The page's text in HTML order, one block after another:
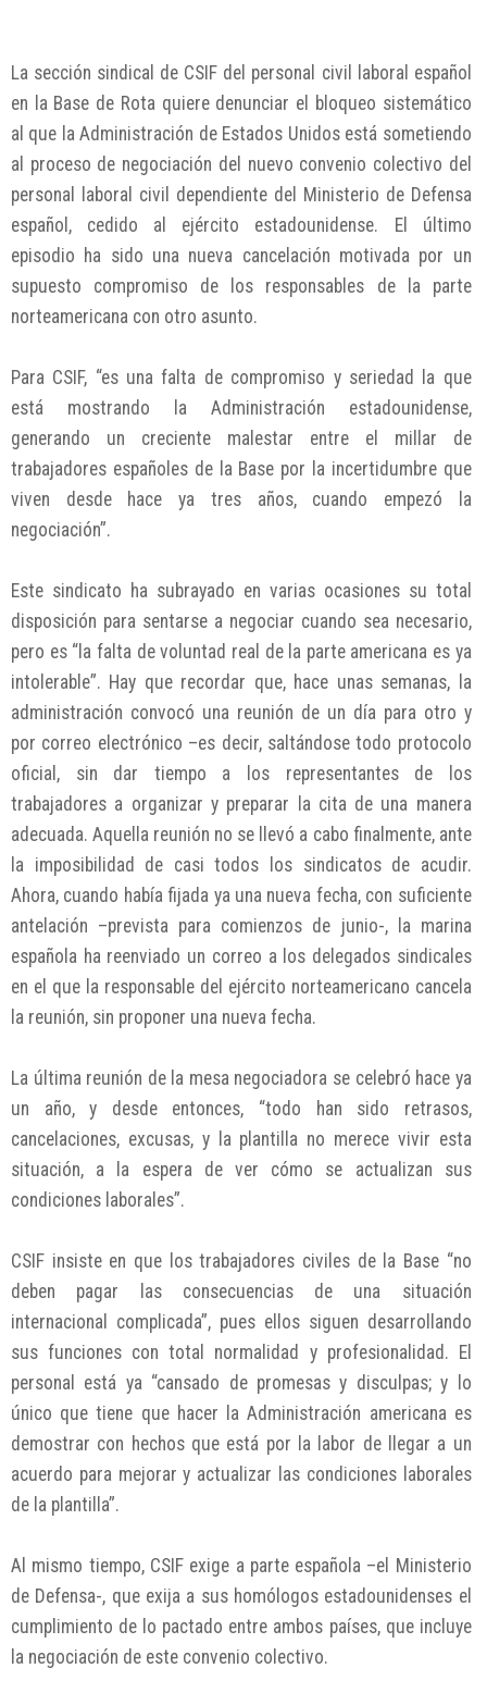
La sección sindical de CSIF del personal civil laboral español
en la Base de Rota quiere denunciar el bloqueo sistemático
al que la Administración de Estados Unidos está sometiendo
al proceso de negociación del nuevo convenio colectivo del
personal laboral civil dependiente del Ministerio de Defensa
español, cedido al ejército estadounidense. El último
episodio ha sido una nueva cancelación motivada por un
supuesto compromiso de los responsables de la parte
norteamericana con otro asunto.
Para CSIF, “es una falta de compromiso y seriedad la que
está mostrando la Administración estadounidense,
generando un creciente malestar entre el millar de
trabajadores españoles de la Base por la incertidumbre que
viven desde hace ya tres años, cuando empezó la
negociación”.
Este sindicato ha subrayado en varias ocasiones su total
disposición para sentarse a negociar cuando sea necesario,
pero es “la falta de voluntad real de la parte americana es ya
intolerable”. Hay que recordar que, hace unas semanas, la
administración convocó una reunión de un día para otro y
por correo electrónico –es decir, saltándose todo protocolo
oficial, sin dar tiempo a los representantes de los
trabajadores a organizar y preparar la cita de una manera
adecuada. Aquella reunión no se llevó a cabo finalmente, ante
la imposibilidad de casi todos los sindicatos de acudir.
Ahora, cuando había fijada ya una nueva fecha, con suficiente
antelación –prevista para comienzos de junio-, la marina
española ha reenviado un correo a los delegados sindicales
en el que la responsable del ejército norteamericano cancela
la reunión, sin proponer una nueva fecha.
La última reunión de la mesa negociadora se celebró hace ya
un año, y desde entonces, “todo han sido retrasos,
cancelaciones, excusas, y la plantilla no merece vivir esta
situación, a la espera de ver cómo se actualizan sus
condiciones laborales”.
CSIF insiste en que los trabajadores civiles de la Base “no
deben pagar las consecuencias de una situación
internacional complicada”, pues ellos siguen desarrollando
sus funciones con total normalidad y profesionalidad. El
personal está ya “cansado de promesas y disculpas; y lo
único que tiene que hacer la Administración americana es
demostrar con hechos que está por la labor de llegar a un
acuerdo para mejorar y actualizar las condiciones laborales
de la plantilla”.
Al mismo tiempo, CSIF exige a parte española –el Ministerio
de Defensa-, que exija a sus homólogos estadounidenses el
cumplimiento de lo pactado entre ambos países, que incluye
la negociación de este convenio colectivo.